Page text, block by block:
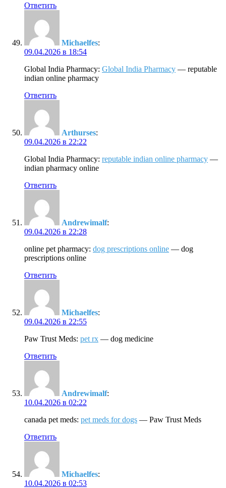
Ответить
Michaelfes:
09.04.2026 в 18:54
Global India Pharmacy: Global India Pharmacy — reputable
indian online pharmacy
Ответить
Arthurses:
09.04.2026 в 22:22
Global India Pharmacy: reputable indian online pharmacy —
indian pharmacy online
Ответить
Andrewimalf:
09.04.2026 в 22:28
online pet pharmacy: dog prescriptions online — dog
prescriptions online
Ответить
Michaelfes:
09.04.2026 в 22:55
Paw Trust Meds: pet rx — dog medicine
Ответить
Andrewimalf:
10.04.2026 в 02:22
canada pet meds: pet meds for dogs — Paw Trust Meds
Ответить
Michaelfes:
10.04.2026 в 02:53